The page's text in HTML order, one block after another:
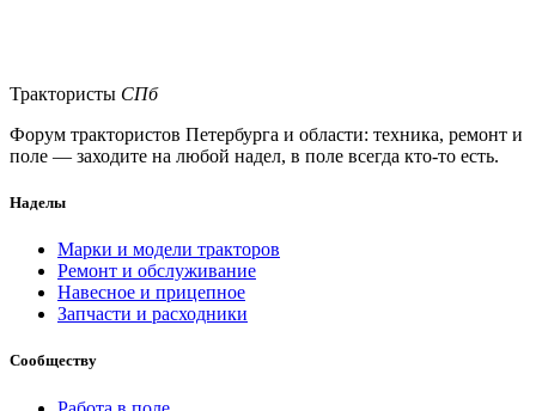
Трактористы СПб
Форум трактористов Петербурга и области: техника, ремонт и
поле — заходите на любой надел, в поле всегда кто-то есть.
Наделы
Марки и модели тракторов
Ремонт и обслуживание
Навесное и прицепное
Запчасти и расходники
Сообществу